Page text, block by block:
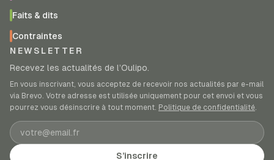
Faits & dits
Contraintes
NEWSLETTER
Recevez les actualités de l’Oulipo.
En vous inscrivant, vous acceptez de recevoir nos actualités par e-mail
via Brevo. Votre adresse est utilisée uniquement pour cet envoi et vous
pourrez vous désinscrire à tout moment. Politique de confidentialité.
Adresse e-mail
S’inscrire